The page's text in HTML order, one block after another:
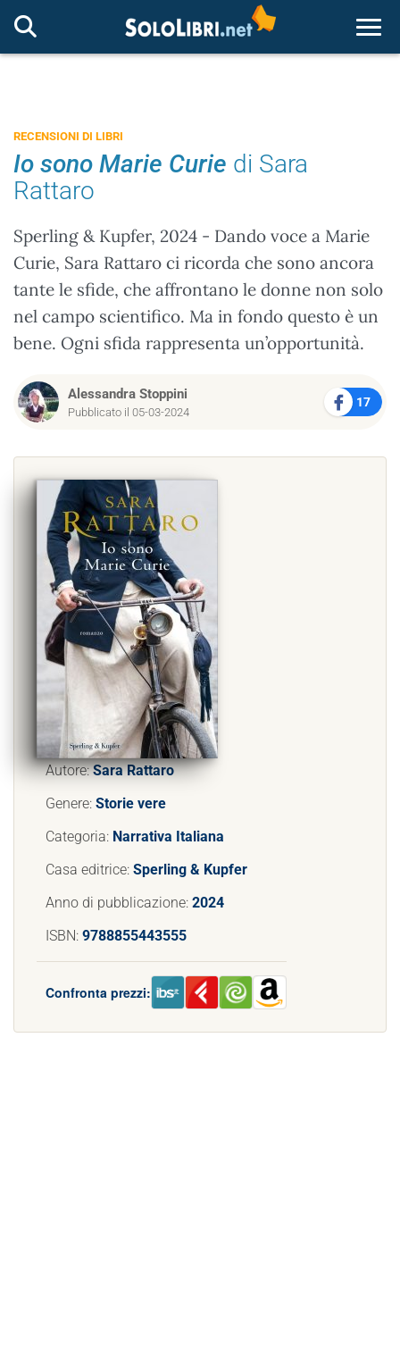
RECENSIONI DI LIBRI
Io sono Marie Curie di Sara
Rattaro
Sperling & Kupfer, 2024 - Dando voce a Marie
Curie, Sara Rattaro ci ricorda che sono ancora
tante le sfide, che affrontano le donne non solo
nel campo scientifico. Ma in fondo questo è un
bene. Ogni sfida rappresenta un’opportunità.
Alessandra Stoppini
Pubblicato il 05-03-2024
17
Autore:Sara Rattaro
Genere: Storie vere
Categoria: Narrativa Italiana
Casa editrice: Sperling & Kupfer
Anno di pubblicazione: 2024
ISBN: 9788855443555
Confronta prezzi: